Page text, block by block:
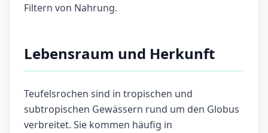
Filtern von Nahrung.
Lebensraum und Herkunft
Teufelsrochen sind in tropischen und
subtropischen Gewässern rund um den Globus
verbreitet. Sie kommen häufig in